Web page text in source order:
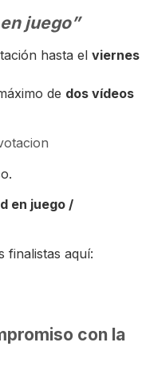
juego”
hasta el viernes
de dos vídeos
en juego /
finalistas aquí:
con la